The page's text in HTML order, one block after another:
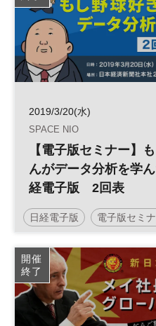
2019/3/20(水)
SPACE NIO
【電子版セミナー】
んがデータ分析を学
経電子版 2回表
日経電子版 電子版セミ
野球
開催
終了